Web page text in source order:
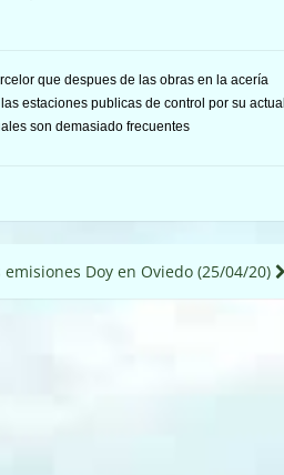
que despues de las obras en la acería
estaciones publicas de control por su actual
son demasiado frecuentes
emisiones Doy en Oviedo (25/04/20)